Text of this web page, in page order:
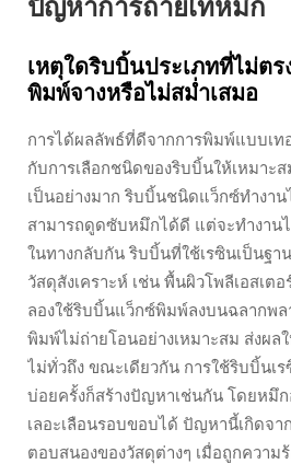
ปัญหาการถ่ายเทหมึก
เหตุใดริบบิ้นประเภทที่ไม่ต
พิมพ์จางหรือไม่สม่ำเสมอ
การได้ผลลัพธ์ที่ดีจากการพิมพ์แบบเท
กับการเลือกชนิดของริบบิ้นให้เหมาะ
เป็นอย่างมาก ริบบิ้นชนิดแว็กซ์ทำงา
สามารถดูดซับหมึกได้ดี แต่จะทำงาน
ในทางกลับกัน ริบบิ้นที่ใช้เรซินเป็นฐ
วัสดุสังเคราะห์ เช่น พื้นผิวโพลีเอสเต
ลองใช้ริบบิ้นแว็กซ์พิมพ์ลงบนฉลากพล
พิมพ์ไม่ถ่ายโอนอย่างเหมาะสม ส่งผล
ไม่ทั่วถึง ขณะเดียวกัน การใช้ริบบิ้นเ
บ่อยครั้งก็สร้างปัญหาเช่นกัน โดยหมึ
เลอะเลือนรอบขอบได้ ปัญหานี้เกิดจา
ตอบสนองของวัสดุต่างๆ เมื่อถูกความ